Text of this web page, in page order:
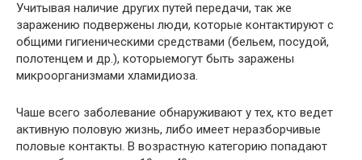
Учитывая наличие других путей передачи, так же
заражению подвержены люди, которые контактируют с
общими гигиеническими средствами (бельем, посудой,
полотенцем и др.), которыемогут быть заражены
микроорганизмами хламидиоза.
Чаше всего заболевание обнаруживают у тех, кто ведет
активную половую жизнь, либо имеет неразборчивые
половые контакты. В возрастную категорию попадают